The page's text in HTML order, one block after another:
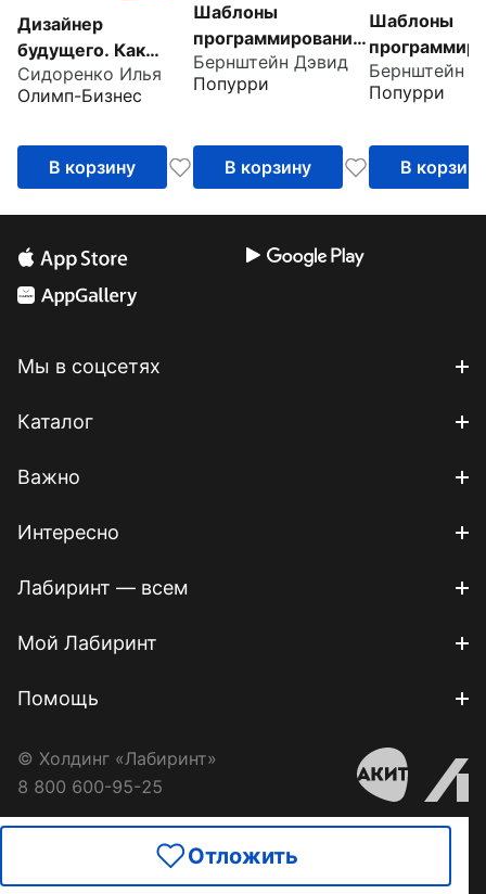
Отложить
Дизайнер
будущего. Как
стать
востребованным
интерфейсов
сегодня и остаться
Сидоренко Илья
Олимп-Бизнес
В корзину
Шаблоны
программирования
для начинающих с
примерами на
Бернштейн Дэвид
Попурри
В корзину
Шаблоны
для
примерами
Бернштейн
Попурри
В корзину
Мы в соцсетях
Каталог
Важно
Интересно
Лабиринт — всем
Мой Лабиринт
Помощь
© Холдинг «Лабиринт»
8 800 600-95-25